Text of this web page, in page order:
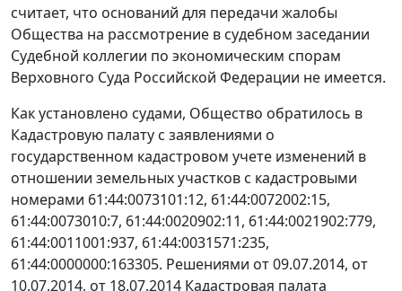
считает, что оснований для передачи жалобы
Общества на рассмотрение в судебном заседании
Судебной коллегии по экономическим спорам
Верховного Суда Российской Федерации не имеется.
Как установлено судами, Общество обратилось в
Кадастровую палату с заявлениями о
государственном кадастровом учете изменений в
отношении земельных участков с кадастровыми
номерами 61:44:0073101:12, 61:44:0072002:15,
61:44:0073010:7, 61:44:0020902:11, 61:44:0021902:779,
61:44:0011001:937, 61:44:0031571:235,
61:44:0000000:163305. Решениями от 09.07.2014, от
10.07.2014, от 18.07.2014 Кадастровая палата